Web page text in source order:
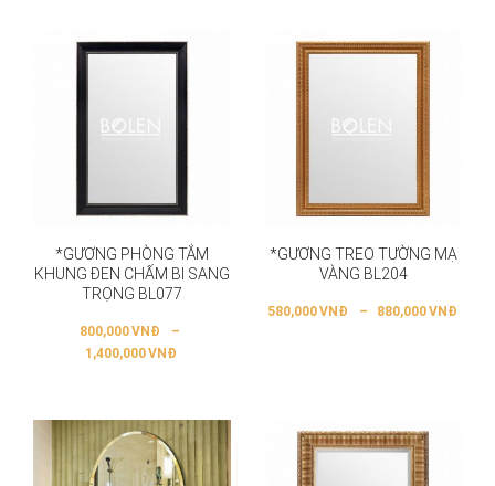
*GƯƠNG PHÒNG TẮM
KHUNG ĐEN CHẤM BI SANG
TRỌNG BL077
800,000VNĐ
–
1,400,000VNĐ
*GƯƠNG TREO TƯỜNG MẠ
VÀNG BL204
580,000VNĐ – 880,000VNĐ